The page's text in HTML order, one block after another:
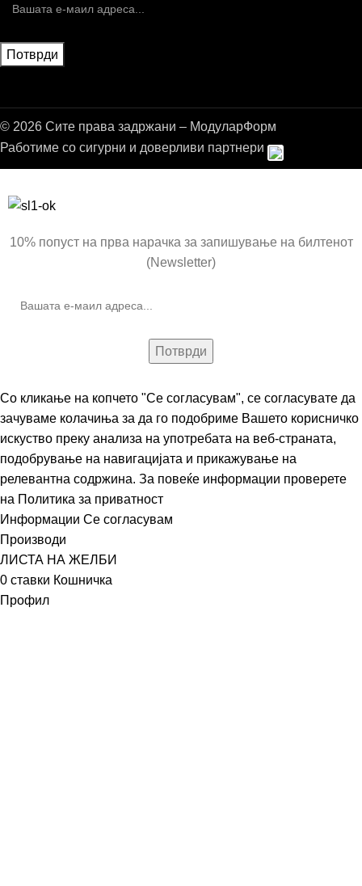
© 2026 Сите права задржани – МодуларФорм
Работиме со сигурни и доверливи партнери
10% попуст на прва нарачка за запишување на билтенот
(Newsletter)
Со кликање на копчето "Се согласувам", се согласувате да
зачуваме колачиња за да го подобриме Вашето корисничко
искуство преку анализа на употребата на веб-страната,
подобрување на навигацијата и прикажување на
релевантна содржина. За повеќе информации проверете
на Политика за приватност
Информации Се согласувам
Производи
ЛИСТА НА ЖЕЛБИ
0 ставки Кошничка
Профил